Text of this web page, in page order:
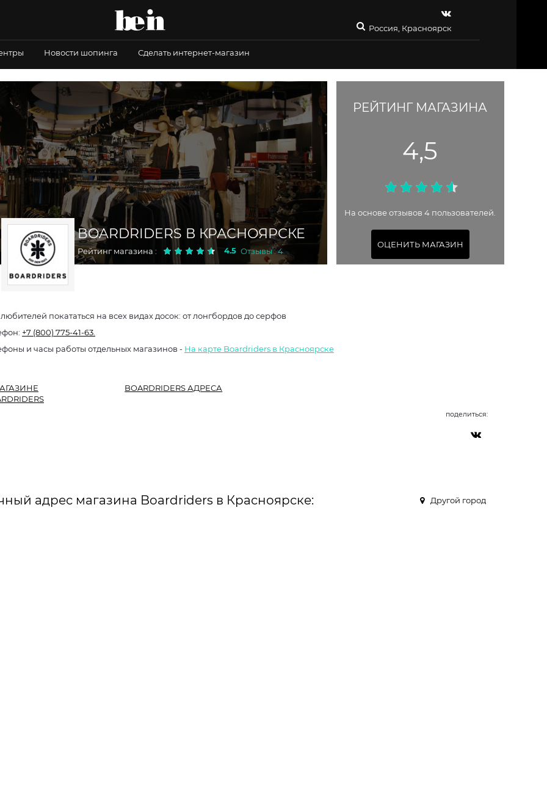
Россия, Красноярск
Новости шопинга Сделать интернет-магазин
BOARDRIDERS В КРАСНОЯРСКЕ
Рейтинг магазина : 4.5 Отзывы : 4
РЕЙТИНГ МАГАЗИНА
4,5
На основе отзывов 4 пользователей.
ОЦЕНИТЬ МАГАЗИН
покататься на всех видах досок: от лонгбордов до серфов
+7 (800) 775-41-63.
и часы работы отдельных магазинов - На карте Boardriders в Красноярске
BOARDRIDERS АДРЕСА
поделиться:
адрес магазина Boardriders в Красноярске: Другой город